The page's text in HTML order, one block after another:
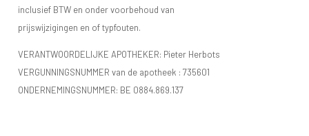
inclusief BTW en onder voorbehoud van
prijswijzigingen en of typfouten.
VERANTWOORDELIJKE APOTHEKER: Pieter Herbots
VERGUNNINGSNUMMER van de apotheek : 735601
ONDERNEMINGSNUMMER: BE 0884.869.137